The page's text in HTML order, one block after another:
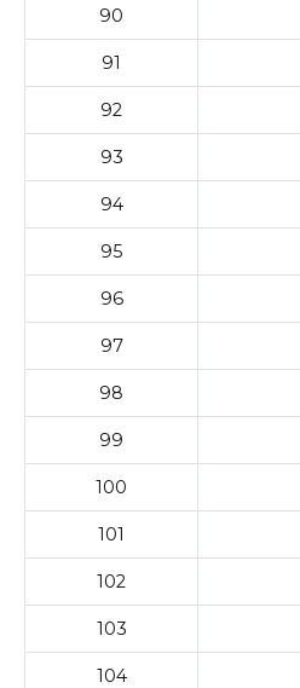
90
91
92
93
94
95
96
97
98
99
100
101
102
103
104